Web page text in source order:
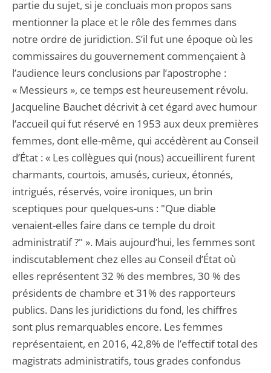
partie du sujet, si je concluais mon propos sans
mentionner la place et le rôle des femmes dans
notre ordre de juridiction. S’il fut une époque où les
commissaires du gouvernement commençaient à
l’audience leurs conclusions par l’apostrophe :
« Messieurs », ce temps est heureusement révolu.
Jacqueline Bauchet décrivit à cet égard avec humour
l’accueil qui fut réservé en 1953 aux deux premières
femmes, dont elle-même, qui accédèrent au Conseil
d’État : « Les collègues qui (nous) accueillirent furent
charmants, courtois, amusés, curieux, étonnés,
intrigués, réservés, voire ironiques, un brin
sceptiques pour quelques-uns : "Que diable
venaient-elles faire dans ce temple du droit
administratif ?" ». Mais aujourd’hui, les femmes sont
indiscutablement chez elles au Conseil d’État où
elles représentent 32 % des membres, 30 % des
présidents de chambre et 31% des rapporteurs
publics. Dans les juridictions du fond, les chiffres
sont plus remarquables encore. Les femmes
représentaient, en 2016, 42,8% de l’effectif total des
magistrats administratifs, tous grades confondus